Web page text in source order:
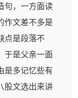
句，一方面读
文差不多是
点是段落不
于是父亲一面
是多记忆些有
股文选出来讲